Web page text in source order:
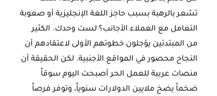
تشعر بالرهبة بسبب حاجز اللغة الإنجليزية أو صعوبة
التعامل مع العملاء الأجانب؟ لست وحدك. الكثير
من المبتدئين يؤجلون خطوتهم الأولى لاعتقادهم أن
النجاح محصور في المواقع الأجنبية. لكن الحقيقة أن
منصات عربية للعمل الحرأصبحت اليوم سوقاً
ضخماً يضخ ملايين الدولارات سنوياً، وتوفر فرصاً